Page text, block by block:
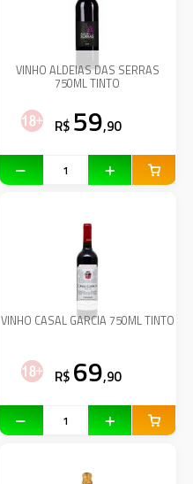
VINHO ALDEIAS DAS SERRAS
750ML TINTO
R$ 59,90
VINHO CASAL GARCIA 750ML TINTO
R$ 69,90